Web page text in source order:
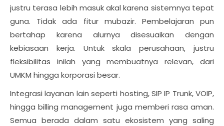
justru terasa lebih masuk akal karena sistemnya tepat
guna. Tidak ada fitur mubazir. Pembelajaran pun
bertahap karena alurnya disesuaikan dengan
kebiasaan kerja. Untuk skala perusahaan, justru
fleksibilitas inilah yang membuatnya relevan, dari
UMKM hingga korporasi besar.
Integrasi layanan lain seperti hosting, SIP IP Trunk, VOIP,
hingga billing management juga memberi rasa aman.
Semua berada dalam satu ekosistem yang saling